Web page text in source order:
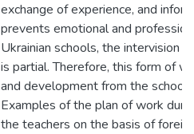
exchange of experience, and
prevents emotional and
Ukrainian schools, the intervision
is partial. Therefore, this form of
and development from the school
Examples of the plan of work
the teachers on the basis of